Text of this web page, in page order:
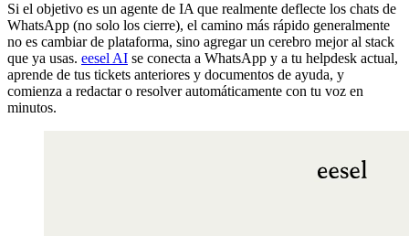
Si el objetivo es un agente de IA que realmente deflecte los chats de
WhatsApp (no solo los cierre), el camino más rápido generalmente
no es cambiar de plataforma, sino agregar un cerebro mejor al stack
que ya usas. eesel AI se conecta a WhatsApp y a tu helpdesk actual,
aprende de tus tickets anteriores y documentos de ayuda, y
comienza a redactar o resolver automáticamente con tu voz en
minutos.